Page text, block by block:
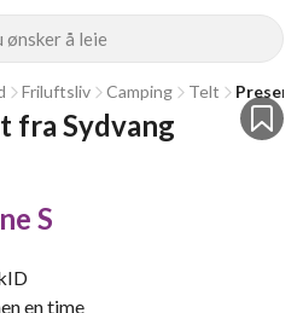
ønsker å leie
Friluftsliv Camping Telt
fra Sydvang
S
en time